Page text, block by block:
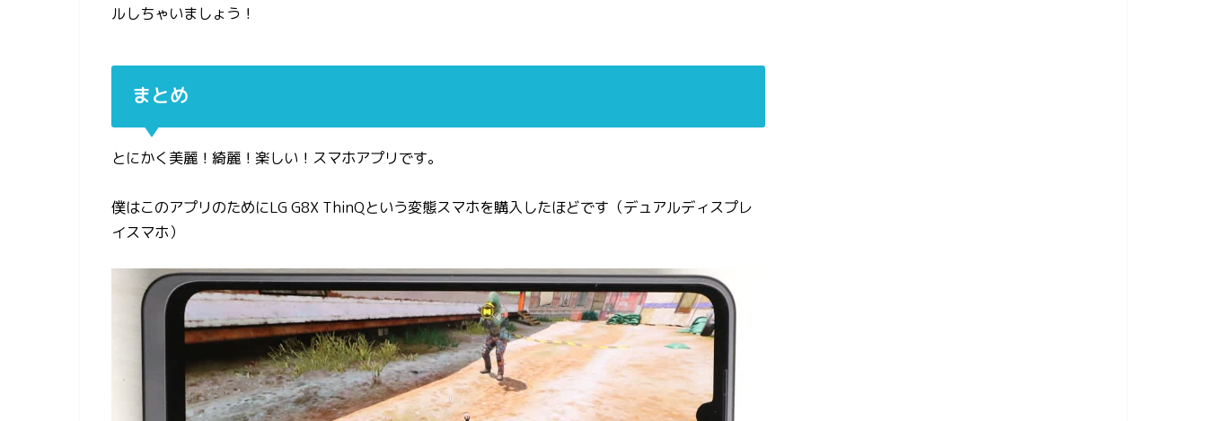
ルしちゃいましょう！
まとめ
とにかく美麗！綺麗！楽しい！スマホアプリです。
僕はこのアプリのためにLG G8X ThinQという変態スマホを購入したほどです（デュアルディスプレ
イスマホ）